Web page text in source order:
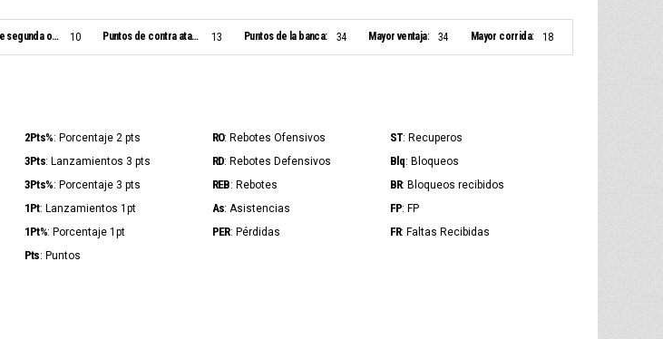
Puntos de segunda oportunidad: 10 Puntos de contra ataque: 13 Puntos de la banca: 34 Mayor ventaja: 34 Mayor corrida: 18
2Pts%: Porcentaje 2 pts RO: Rebotes Ofensivos ST: Recuperos
3Pts: Lanzamientos 3 pts RD: Rebotes Defensivos Blq: Bloqueos
3Pts%: Porcentaje 3 pts REB: Rebotes BR: Bloqueos recibidos
1Pt: Lanzamientos 1pt As: Asistencias FP: FP
1Pt%: Porcentaje 1pt PER: Pérdidas FR: Faltas Recibidas
Pts: Puntos